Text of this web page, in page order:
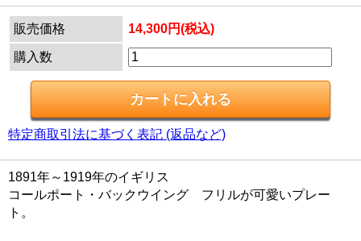
販売価格 14,300円(税込)
購入数
特定商取引法に基づく表記 (返品など)
1891年～1919年のイギリス
コールポート・バックウイング フリルが可愛いプレー
ト。